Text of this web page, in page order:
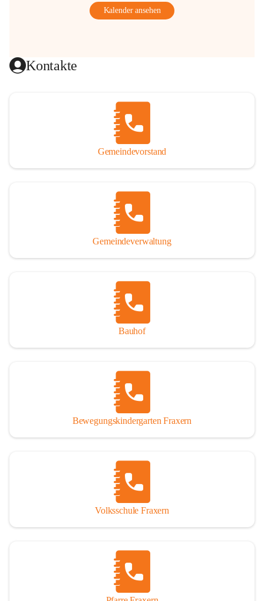
Kalender ansehen
Kontakte
Gemeindevorstand
Gemeindeverwaltung
Bauhof
Bewegungskindergarten Fraxern
Volksschule Fraxern